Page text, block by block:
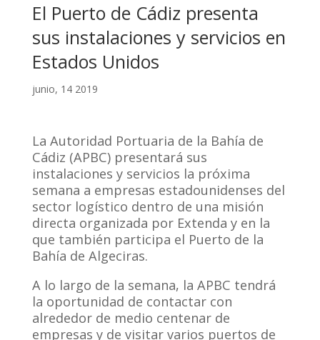
El Puerto de Cádiz presenta
sus instalaciones y servicios en
Estados Unidos
junio, 14 2019
La Autoridad Portuaria de la Bahía de
Cádiz (APBC) presentará sus
instalaciones y servicios la próxima
semana a empresas estadounidenses del
sector logístico dentro de una misión
directa organizada por Extenda y en la
que también participa el Puerto de la
Bahía de Algeciras.
A lo largo de la semana, la APBC tendrá
la oportunidad de contactar con
alrededor de medio centenar de
empresas y de visitar varios puertos de